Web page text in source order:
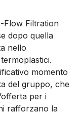
Flow Filtration
dopo quella
nello
momento
del gruppo, che
per i
rafforzano la